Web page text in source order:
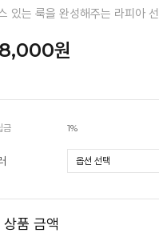
있는 룩을 완성해주는 라피아
원
금 1%
상품 금액